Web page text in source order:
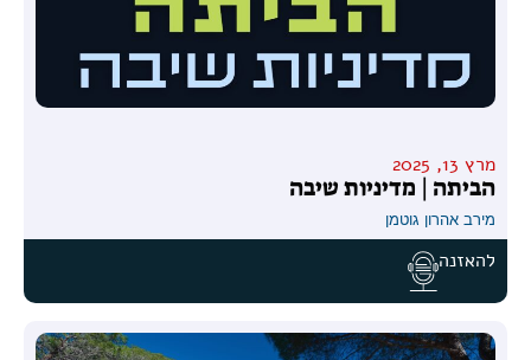
מרץ 13, 2025
הביתה | מדיניות שיבה
מירב אהרון גוטמן
להאזנה